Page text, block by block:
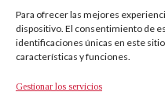
Para ofrecer las mejores
dispositivo. El consentimiento de
identificaciones únicas en este
características y funciones.
Gestionar los servicios